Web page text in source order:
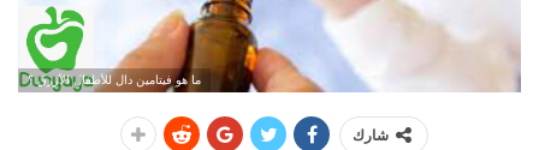
ما هو فيتامين دال للأطفال الأزرق ؟
شارك